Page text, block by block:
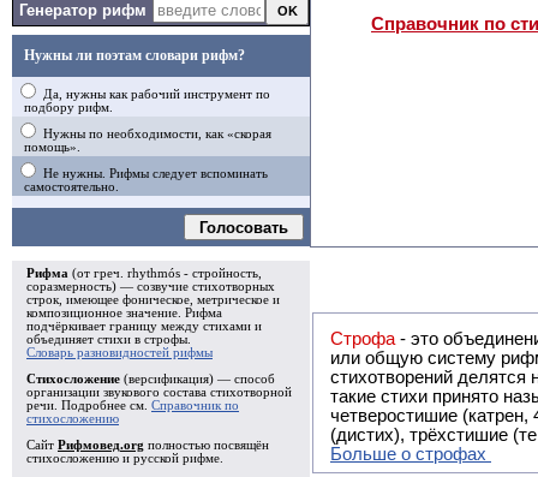
Генератор рифм
Нужны ли поэтам словари рифм?
Да, нужны как рабочий инструмент по
подбору рифм.
Нужны по необходимости, как «скорая
помощь».
Не нужны. Рифмы следует вспоминать
самостоятельно.
Голосовать
Рифма (от греч. rhythmós - стройность,
соразмерность) — созвучие стихотворных
строк, имеющее фоническое, метрическое и
композиционное значение. Рифма
подчёркивает границу между стихами и
объединяет стихи в строфы
Словарь разновидностей рифмы
Стихосложение (версификация) — способ
организации звукового состава стихотворной
речи. Подробнее см. Справочник по
стихосложению
Сайт Рифмовед.org полностью посвящён
стихосложению и русской рифме.
Справочник по
Строфа - это объединение двух
или общую систему рифм, и регулярно или периодически
стихотворений делятся на строфы и т.о. являются строфическими.
такие стихи принято называть астрофическими. Самая популярная строфа в русской поэзии -
четверостишие
(дистих), трёхстишие
Больше о строфах